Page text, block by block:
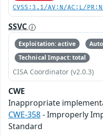
CVSS:3.1/AV:N/AC:L/
SSVC
Exploitation: active
Technical Impact: total
CISA Coordinator (v2.0.3)
CWE
Inappropriate
CWE-358- Improperly
Standard